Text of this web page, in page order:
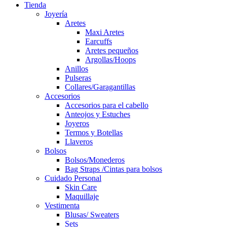
Tienda
Joyería
Aretes
Maxi Aretes
Earcuffs
Aretes pequeños
Argollas/Hoops
Anillos
Pulseras
Collares/Garagantillas
Accesorios
Accesorios para el cabello
Anteojos y Estuches
Joyeros
Termos y Botellas
Llaveros
Bolsos
Bolsos/Monederos
Bag Straps /Cintas para bolsos
Cuidado Personal
Skin Care
Maquillaje
Vestimenta
Blusas/ Sweaters
Sets